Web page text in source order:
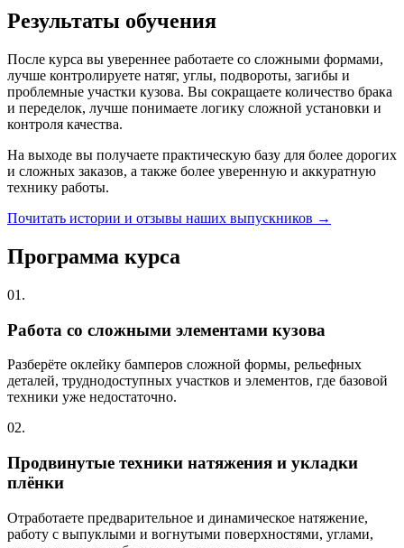
Результаты обучения
После курса вы увереннее работаете со сложными формами,
лучше контролируете натяг, углы, подвороты, загибы и
проблемные участки кузова. Вы сокращаете количество брака
и переделок, лучше понимаете логику сложной установки и
контроля качества.
На выходе вы получаете практическую базу для более дорогих
и сложных заказов, а также более уверенную и аккуратную
технику работы.
Почитать истории и отзывы наших выпускников →
Программа курса
01.
Работа со сложными элементами кузова
Разберёте оклейку бамперов сложной формы, рельефных
деталей, труднодоступных участков и элементов, где базовой
техники уже недостаточно.
02.
Продвинутые техники натяжения и укладки
плёнки
Отработаете предварительное и динамическое натяжение,
работу с выпуклыми и вогнутыми поверхностями, углами,